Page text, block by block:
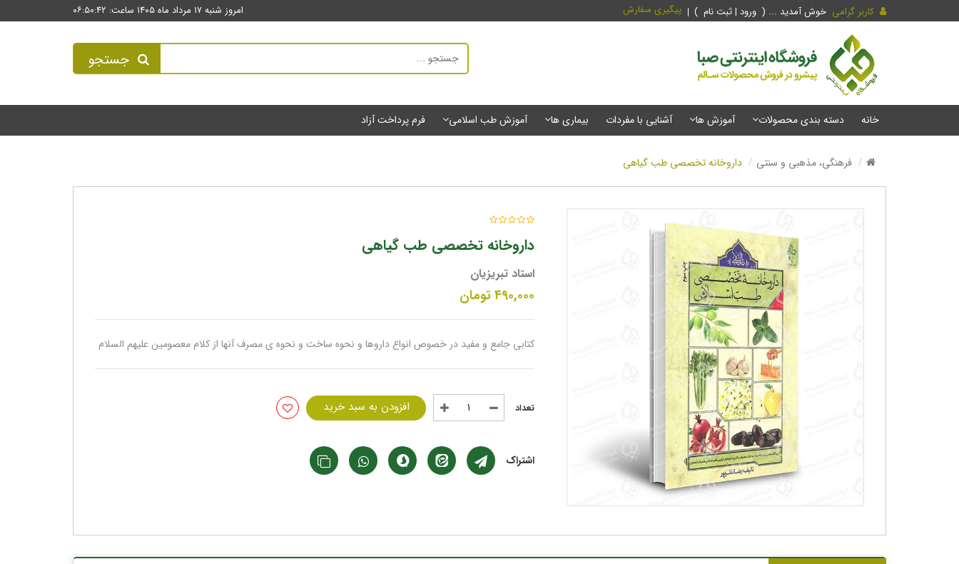
کاربر گرامی خوش آمدید ... ( ورود | ثبت نام ) پیگیری سفارش امروز شنبه ۱۷ مرداد ماه ۱۴۰۵ ساعت: ۰۶:۵۰:۴۲
جستجو
خانه دسته بندی محصولات آموزش ها آشنایی با مفردات بیماری ها آموزش طب اسلامی فرم پرداخت آزاد
فرهنگی، مذهبی و سنتی داروخانه تخصصی طب گیاهی
داروخانه تخصصی طب گیاهی
استاد تبریزیان
۴۹۰,۰۰۰تومان
کتابی جامع و مفید در خصوص انواع داروها و نحوه ساخت و نحوه ی مصرف آنها از کلام معصومین علیهم السلام
افزودن به سبد خرید
اشتراک